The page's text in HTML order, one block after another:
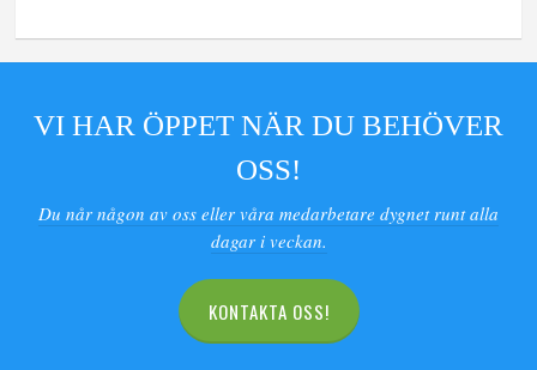
VI HAR ÖPPET NÄR DU BEHÖVER
OSS!
Du når någon av oss eller våra medarbetare dygnet runt alla
dagar i veckan.
KONTAKTA OSS!